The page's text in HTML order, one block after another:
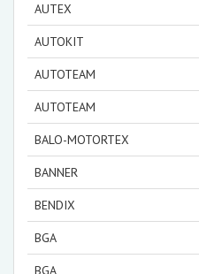
AUTEX
AUTOKIT
AUTOTEAM
AUTOTEAM
BALO-MOTORTEX
BANNER
BENDIX
BGA
BGA